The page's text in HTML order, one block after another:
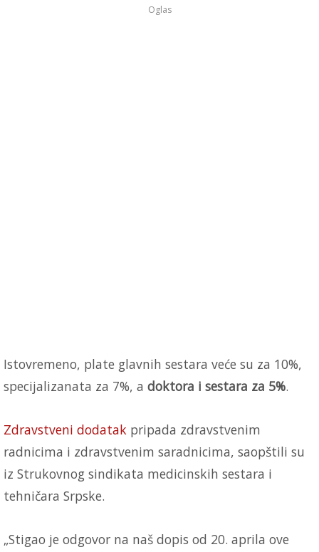
Oglas
Istovremeno, plate glavnih sestara veće su za 10%,
specijalizanata za 7%, a doktora i sestara za 5%.
Zdravstveni dodatak pripada zdravstvenim
radnicima i zdravstvenim saradnicima, saopštili su
iz Strukovnog sindikata medicinskih sestara i
tehničara Srpske.
„Stigao je odgovor na naš dopis od 20. aprila ove